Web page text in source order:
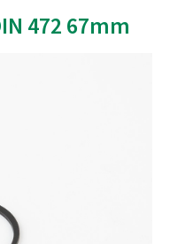
472 67mm